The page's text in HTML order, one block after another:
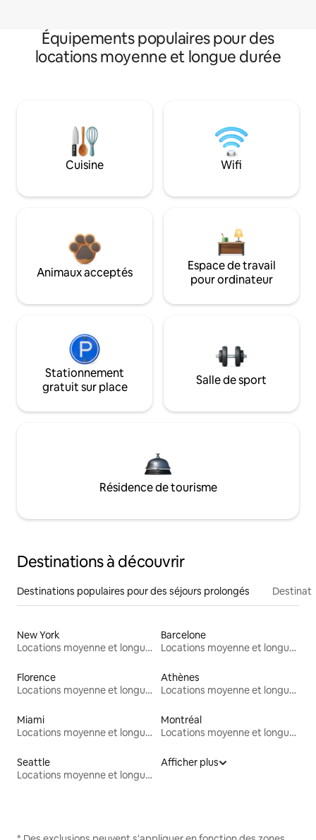
Équipements populaires pour des
locations moyenne et longue durée
Cuisine Wifi
Animaux acceptés
Espace de travail
pour ordinateur
Stationnement
gratuit sur place
Salle de sport
Résidence de tourisme
Destinations à découvrir
Destinations populaires pour des séjours prolongés
New York
Locations moyenne et longue durée
Barcelone
Locations moyenne et longue durée
Florence
Locations moyenne et longue durée
Athènes
Locations moyenne et longue durée
Miami
Locations moyenne et longue durée
Montréal
Locations moyenne et longue durée
Seattle
Locations moyenne et longue durée
Afficher plus